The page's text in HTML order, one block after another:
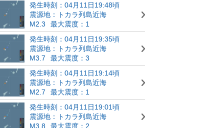
発生時刻：04月11日19:48頃
震源地：トカラ列島近海
M2.3
最大震度：1
発生時刻：04月11日19:35頃
震源地：トカラ列島近海
M3.7
最大震度：3
発生時刻：04月11日19:14頃
震源地：トカラ列島近海
M2.7
最大震度：1
発生時刻：04月11日19:01頃
震源地：トカラ列島近海
M3.8
最大震度：2